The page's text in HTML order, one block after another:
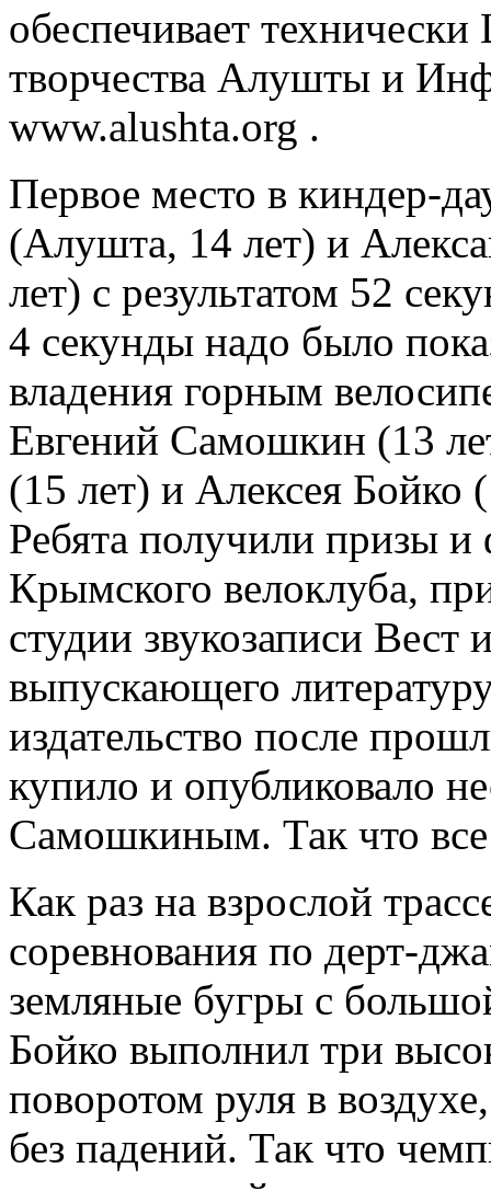
обеспечивает
творчества Алушты и
www.alushta.org .
Первое место в киндер-
(Алушта, 14 лет) и
лет) с результатом 52
4 секунды надо было
владения горным
Евгений Самошкин (13
(15 лет) и Алексея
Ребята получили призы и
Крымского велоклуба,
студии звукозаписи Вест
выпускающего
издательство после
купило и опубликовало
Самошкиным. Так что все
Как раз на взрослой
соревнования по дерт-
земляные бугры с
Бойко выполнил три
поворотом руля в
без падений. Так что